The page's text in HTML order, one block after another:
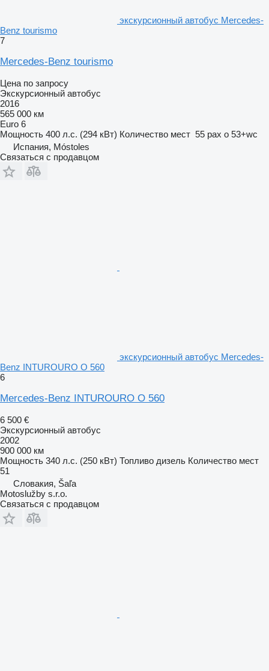
экскурсионный автобус Mercedes-
Benz tourismo
7
Mercedes-Benz tourismo
Цена по запросу
Экскурсионный автобус
2016
565 000 км
Euro 6
Мощность 400 л.с. (294 кВт) Количество мест 55 pax o 53+wc
Испания, Móstoles
Связаться с продавцом
экскурсионный автобус Mercedes-
Benz INTUROURO O 560
6
Mercedes-Benz INTUROURO O 560
6 500 €
Экскурсионный автобус
2002
900 000 км
Мощность 340 л.с. (250 кВт) Топливо дизель Количество мест
51
Словакия, Šaľa
Motoslužby s.r.o.
Связаться с продавцом